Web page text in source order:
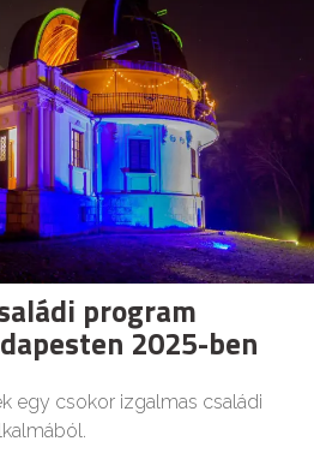
program
2025-ben
egy csokor izgalmas családi